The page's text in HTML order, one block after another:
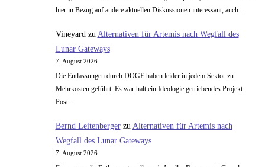
hier in Bezug auf andere aktuellen Diskussionen interessant, auch…
Vineyard zu Alternativen für Artemis nach Wegfall des
Lunar Gateways
7. August 2026
Die Entlassungen durch DOGE haben leider in jedem Sektor zu
Mehrkosten geführt. Es war halt ein Ideologie getriebendes Projekt.
Post…
Bernd Leitenbergerzu Alternativen für Artemis nach
Wegfall des Lunar Gateways
7. August 2026